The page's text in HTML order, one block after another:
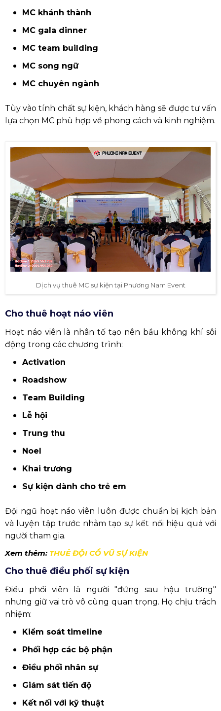
MC khánh thành
MC gala dinner
MC team building
MC song ngữ
MC chuyên ngành
Tùy vào tính chất sự kiện, khách hàng sẽ được tư vấn
lựa chọn MC phù hợp về phong cách và kinh nghiệm.
Dịch vụ thuê MC sự kiện tại Phương Nam Event
Cho thuê hoạt náo viên
Hoạt náo viên là nhân tố tạo nên bầu không khí sôi
động trong các chương trình:
Activation
Roadshow
Team Building
Lễ hội
Trung thu
Noel
Khai trương
Sự kiện dành cho trẻ em
Đội ngũ hoạt náo viên luôn được chuẩn bị kịch bản
và luyện tập trước nhằm tạo sự kết nối hiệu quả với
người tham gia.
Xem thêm: THUÊ ĐỘI CỔ VŨ SỰ KIỆN
Cho thuê điều phối sự kiện
Điều phối viên là người "đứng sau hậu trường"
nhưng giữ vai trò vô cùng quan trọng. Họ chịu trách
nhiệm:
Kiểm soát timeline
Phối hợp các bộ phận
Điều phối nhân sự
Giám sát tiến độ
Kết nối với kỹ thuật